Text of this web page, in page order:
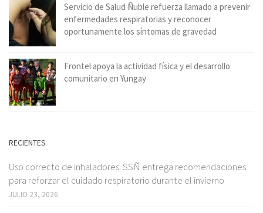
Servicio de Salud Ñuble refuerza llamado a prevenir
enfermedades respiratorias y reconocer
oportunamente los síntomas de gravedad
Frontel apoya la actividad física y el desarrollo
comunitario en Yungay
RECIENTES
Uso correcto de inhaladores: SSÑ entrega recomendaciones
para reforzar el cuidado respiratorio durante el invierno
JULIO 23, 2026